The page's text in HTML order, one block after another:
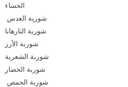
الحساء
شوربة العدس
شوربة التارهانا
شوربة الأرز
شوربة الشعرية
شوربة الخضار
شوربة الحمص